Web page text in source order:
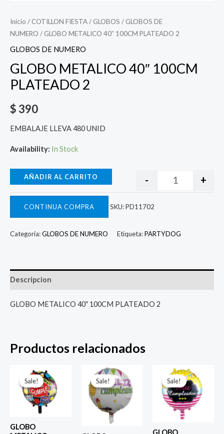
Inicio / COTILLON FIESTA/ GLOBOS / GLOBOS DE
NUMERO / GLOBO METALICO 40″ 100CM PLATEADO 2
GLOBOS DE NUMERO
GLOBO METALICO 40″ 100CM
PLATEADO 2
$ 390
EMBALAJE LLEVA 480 UNID
Availability: In Stock
- +
AÑADIR AL CARRITO
CONTINUA COMPRA SKU:PD11702
Categoría:GLOBOS DE NUMERO Etiqueta:PARTYDOG
Descripcion
GLOBO METALICO 40″ 100CM PLATEADO 2
Productos relacionados
Sale!
Sale!
GLOBO
El
precio
original
era:
$ 4.000.
Sale!
Sale!
El
precio
original
era:
$ 4.000.
Sale!
Sale!
El
precio
original
era:
$ 4.000.